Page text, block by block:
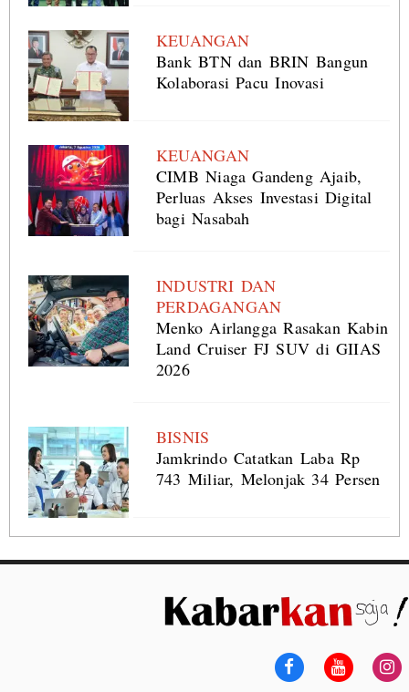
KEUANGAN
Bank BTN dan BRIN Bangun
Kolaborasi Pacu Inovasi
KEUANGAN
CIMB Niaga Gandeng Ajaib,
Perluas Akses Investasi Digital
bagi Nasabah
INDUSTRI DAN
PERDAGANGAN
Menko Airlangga Rasakan Kabin
Land Cruiser FJ SUV di GIIAS
2026
BISNIS
Jamkrindo Catatkan Laba Rp
743 Miliar, Melonjak 34 Persen